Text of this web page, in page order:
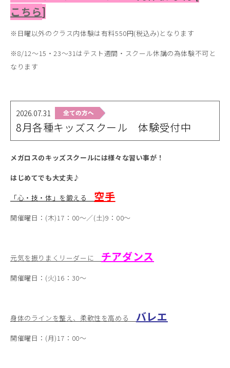
こちら]
※日曜以外のクラス内体験は有料550円(税込み)となります
※8/12～15・23～31はテスト週間・スクール休講の為体験不可と
なります
2026.07.31
8月各種キッズスクール 体験受付中
メガロスのキッズスクールには様々な習い事が！
はじめてでも大丈夫♪
「心・技・体」を鍛える 空手
開催曜日：(木)17：00～／(土)9：00～
元気を振りまくリーダーに チアダンス
開催曜日：(火)16：30～
身体のラインを整え、柔軟性を高める バレエ
開催曜日：(月)17：00～